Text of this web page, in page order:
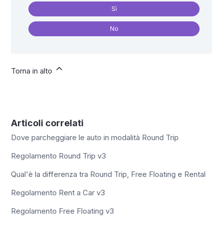
Sì
No
Torna in alto
Articoli correlati
Dove parcheggiare le auto in modalità Round Trip
Regolamento Round Trip v3
Qual'è la differenza tra Round Trip, Free Floating e Rental
Regolamento Rent a Car v3
Regolamento Free Floating v3